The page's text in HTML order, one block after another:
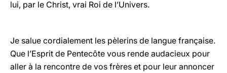
lui, par le Christ, vrai Roi de l’Univers.
Je salue cordialement les pèlerins de langue française.
Que l’Esprit de Pentecôte vous rende audacieux pour
aller à la rencontre de vos frères et pour leur annoncer